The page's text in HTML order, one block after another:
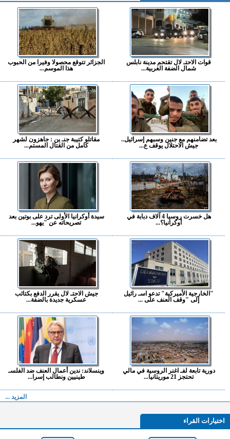
قوات الاحتـ لال تقتحم مدينة نابلس
شمال الضفة الغربية...
الجزائر تتوقع محصولا وفيرا من الحبوب
هذا الموسم...
بعد تضامنهم مع جنين وسبهم إسرائيل..
جيش الاحتلال يوقف ع...
مقاتلو كتيبة جنـ ين : جاهزون لشهر
كامل من القتال المستم...
هل خسرت روسيا 4 آلاف دبابة في
أوكرانيا؟...
سيدة أوكرانيا الأولى ترد على بوتين بعد
تصريحاته عن "يهو...
"الخارجية الأميركية" تدعو اسـ رائيل
إلى "وقف العنف على ...
جيش الاحتـ لال يقرر الدفع بكتائب
عسكرية جديدة بالضفة...
دورية تابعة لفـ اغنر الروسية في مالي
تحتجز 21 موريتانيا...
وينسلاند: ندين أعمال العنف ضد الفلسـ
طينيين ونطالب إسرا...
المزيد ...
اختيارات القراء